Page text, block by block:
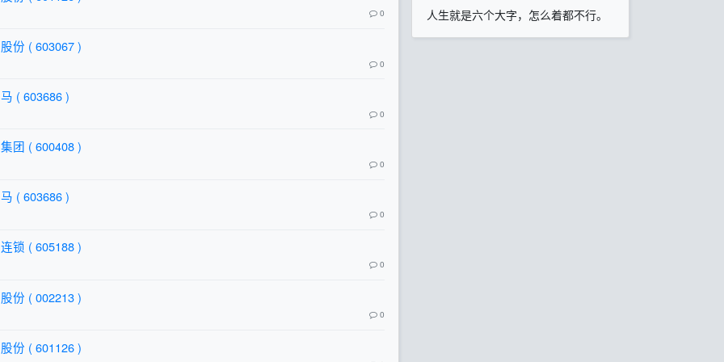
0
份 ( 603067 )
0
( 603686 )
0
团 ( 600408 )
0
( 603686 )
0
锁 ( 605188 )
0
份 ( 002213 )
0
份 ( 601126 )
人生就是六个大字，怎么着都不行。